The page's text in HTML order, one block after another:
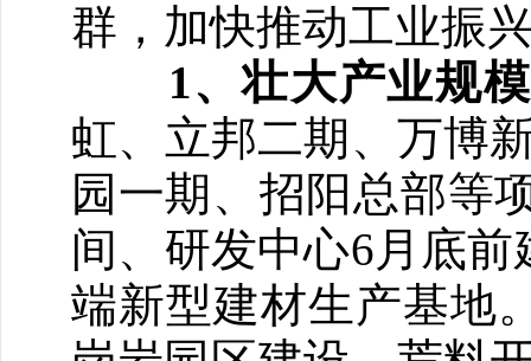
群，加快推动工业振
1、壮大产业规
虹、立邦二期、万博
园一期、招阳总部等
间、研发中心6月底
端新型建材生产基地